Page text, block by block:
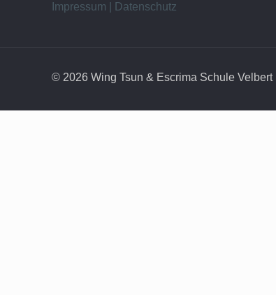
Impressum | Datenschutz
© 2026 Wing Tsun & Escrima Schule Velbert